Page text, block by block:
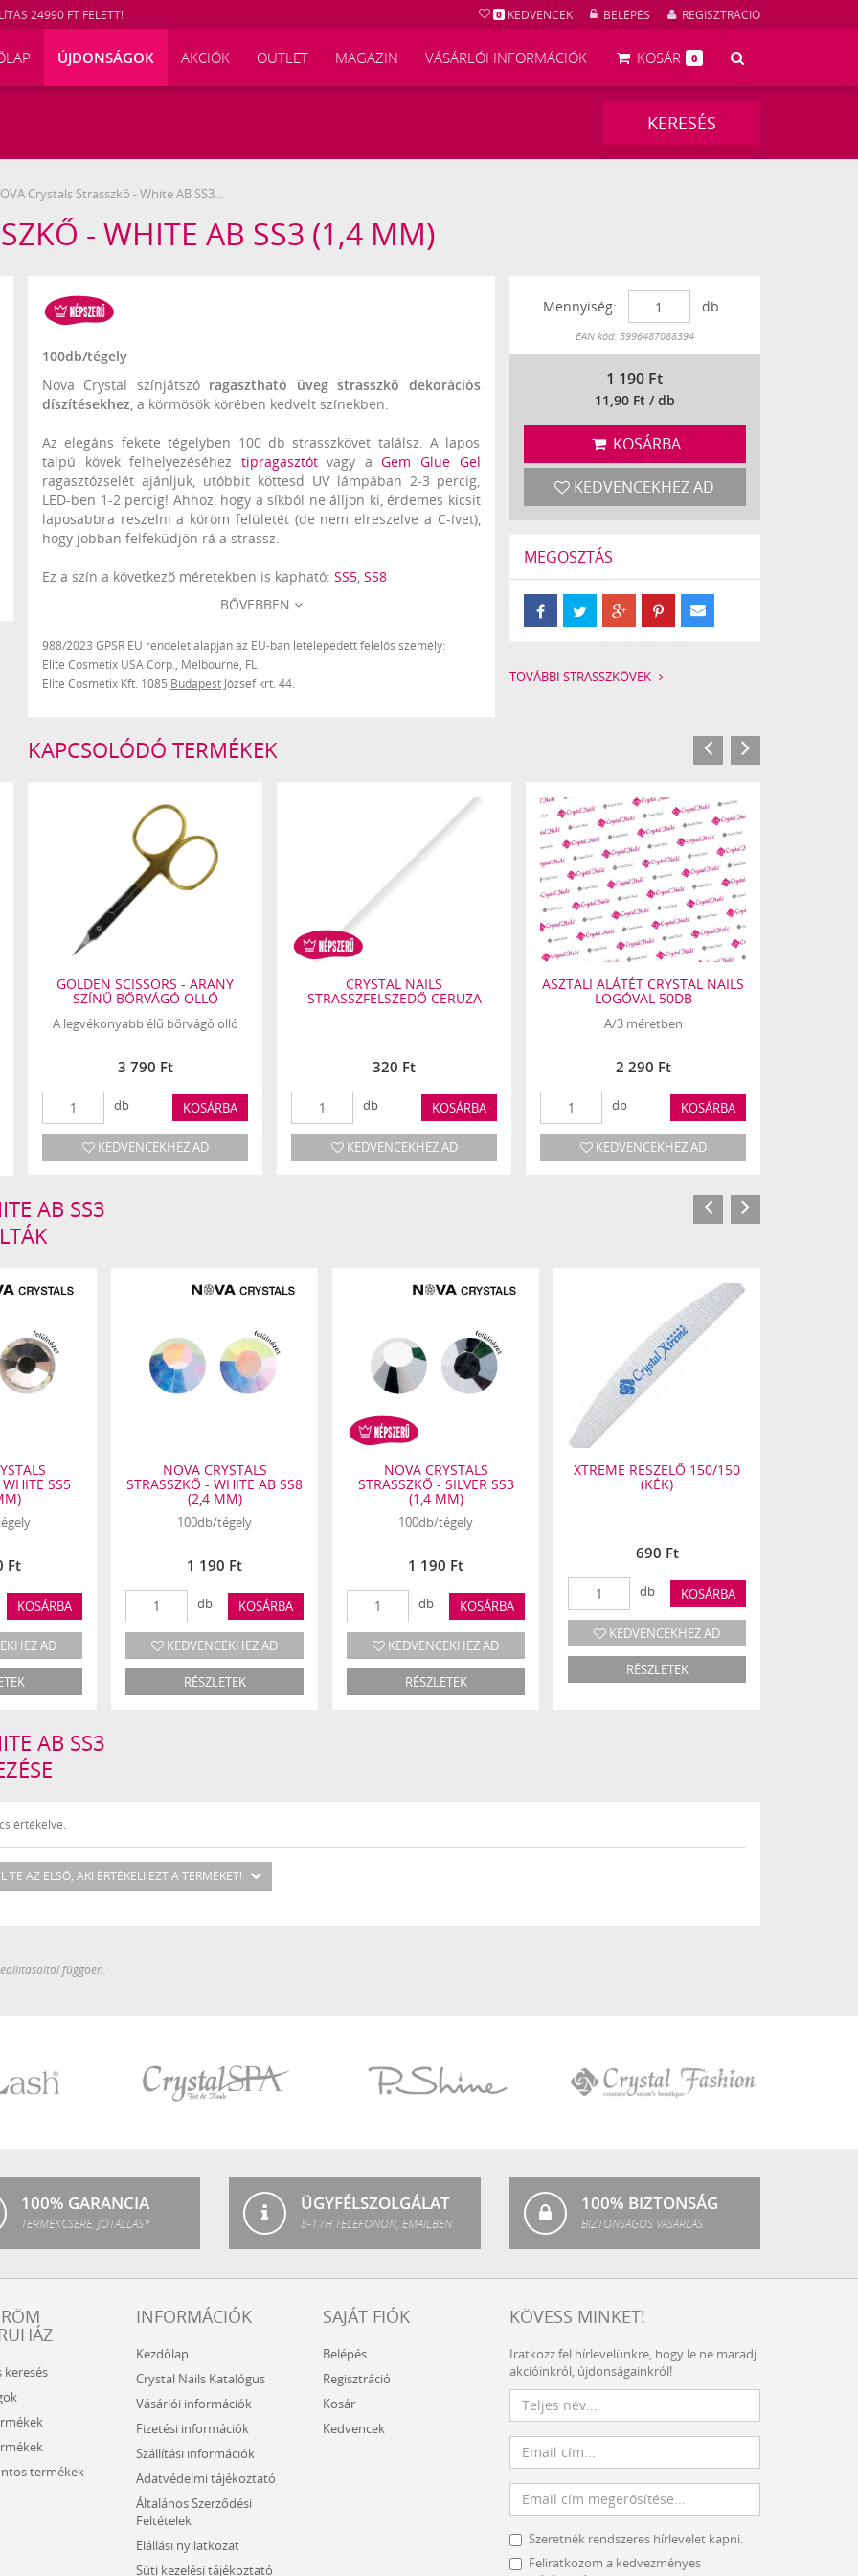
24990 FT FELETT! 0 KEDVENCEK BELÉPÉS REGISZTRÁCIÓ
ÚJDONSÁGOK AKCIÓK OUTLET MAGAZIN VÁSÁRLÓI INFORMÁCIÓK KOSÁR 0
KERESÉS
Crystals Strasszkő - White AB SS3...
- WHITE AB SS3 (1,4 MM)
100db/tégely
Nova Crystal színjátszó ragasztható üveg strasszkő dekorációs
díszítésekhez, a körmösök körében kedvelt színekben.
Az elegáns fekete tégelyben 100 db strasszkövet találsz. A lapos
talpú kövek felhelyezéséhez tipragasztótvagy aGem Glue Gel
ragasztózselét ajánljuk, utóbbit köttesd UV lámpában 2-3 percig,
LED-ben 1-2 percig! Ahhoz, hogy a síkból ne álljon ki, érdemes kicsit
laposabbra reszelni a köröm felületét (de nem elreszelve a C-ívet),
hogy jobban felfeküdjön rá a strassz.
Ez a szín a következő méretekben is kapható: SS5, SS8
Az egybefüggő mintákat (ahol sok strasszkő összeér) a még
BŐVEBBEN
988/2023 GPSR EU rendelet alapján az EU-ban letelepedett felelős személy:
Elite Cosmetix USA Corp., Melbourne, FL
Elite Cosmetix Kft. 1085 Budapest József krt. 44.
Mennyiség: db
Készleten
EAN kód: 5996487088394
1 190 Ft
11,90 Ft / db
KOSÁRBA
KEDVENCEKHEZ AD
MEGOSZTÁS
TOVÁBBI STRASSZKÖVEK
KAPCSOLÓDÓ TERMÉKEK
GOLDEN SCISSORS - ARANY
SZÍNŰ BŐRVÁGÓ OLLÓ
A legvékonyabb élű bőrvágó olló
3 790 Ft
db KOSÁRBA
KEDVENCEKHEZ AD
CRYSTAL NAILS
STRASSZFELSZEDŐ CERUZA
320 Ft
db KOSÁRBA
KEDVENCEKHEZ AD
ASZTALI ALÁTÉT CRYSTAL NAILS
LOGÓVAL 50DB
A/3 méretben
2 290 Ft
db KOSÁRBA
KEDVENCEKHEZ AD
AB SS3
SS5
Ft
KOSÁRBA
AD
NOVA CRYSTALS
STRASSZKŐ - WHITE AB SS8
(2,4 MM)
100db/tégely
1 190 Ft
db KOSÁRBA
KEDVENCEKHEZ AD
RÉSZLETEK
NOVA CRYSTALS
STRASSZKŐ - SILVER SS3
(1,4 MM)
100db/tégely
1 190 Ft
db KOSÁRBA
KEDVENCEKHEZ AD
RÉSZLETEK
XTREME RESZELŐ 150/150
(KÉK)
690 Ft
db KOSÁRBA
KEDVENCEKHEZ AD
RÉSZLETEK
AB SS3
értékelve.
TE AZ ELSŐ, AKI ÉRTÉKELI EZT A TERMÉKET!
függően.
100% GARANCIA
TERMÉKCSERE, JÓTÁLLÁS*
ÜGYFÉLSZOLGÁLAT
8-17H TELEFONON, EMAILBEN
100% BIZTONSÁG
BIZTONSÁGOS VÁSÁRLÁS
keresés
termékek
INFORMÁCIÓK
Kezdőlap
Crystal Nails Katalógus
Vásárlói információk
Fizetési információk
Szállítási információk
Adatvédelmi tájékoztató
Általános Szerződési
Feltételek
Elállási nyilatkozat
Süti kezelési tájékoztató
SAJÁT FIÓK
Belépés
Regisztráció
Kosár
Kedvencek
KÖVESS MINKET!
Iratkozz fel hírlevelünkre, hogy le ne maradj
akcióinkról, újdonságainkról!
Szeretnék rendszeres hírlevelet kapni.
Feliratkozom a kedvezményes